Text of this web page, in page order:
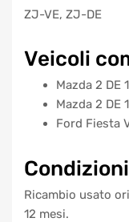
ZJ-VE, ZJ-DE
Veicoli
Mazda 2 DE
Mazda 2 DE
Ford Fiesta
Ricambio usato
12 mesi.